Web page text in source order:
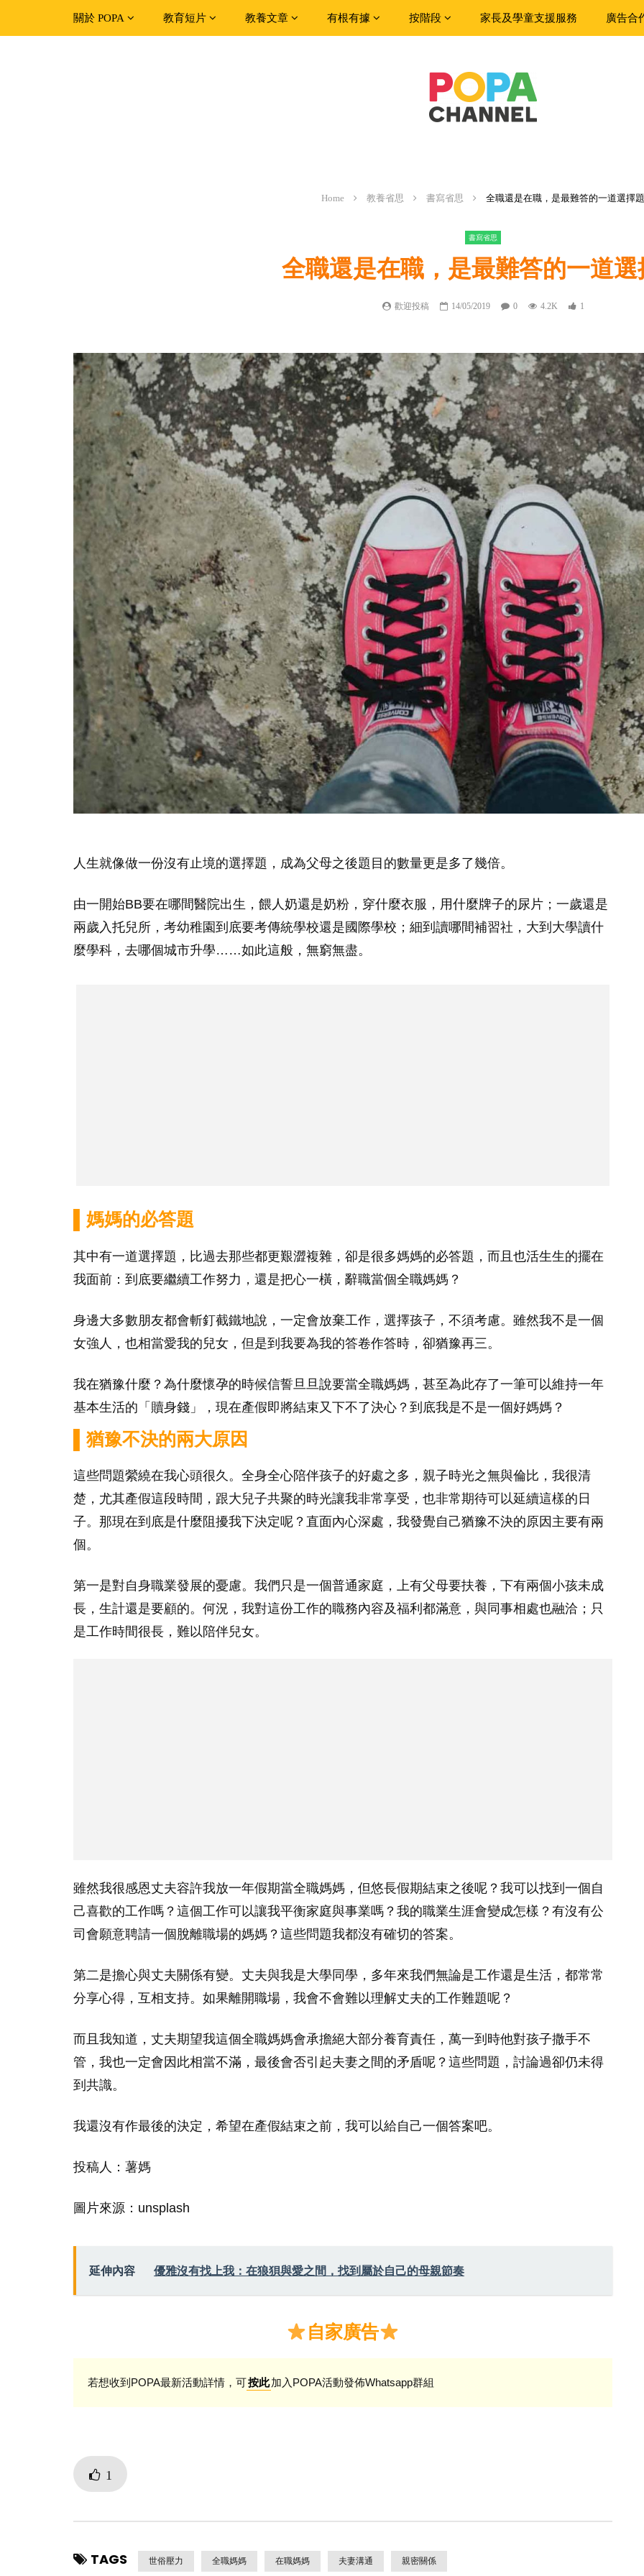
關於 POPA 教育短片 教養文章 有根有據 按階段 家長及學童支援服務 廣告合
Home 教養省思 書寫省思 全職還是在職，是最難答的一道選擇題
書寫省思
全職還是在職，是最難答的一道選
歡迎投稿 14/05/2019 0 4.2K 1
人生就像做一份沒有止境的選擇題，成為父母之後題目的數量更是多了幾倍。
由一開始BB要在哪間醫院出生，餵人奶還是奶粉，穿什麼衣服，用什麼牌子的尿片；一歲還是
兩歲入托兒所，考幼稚園到底要考傳統學校還是國際學校；細到讀哪間補習社，大到大學讀什
麼學科，去哪個城市升學……如此這般，無窮無盡。
▌媽媽的必答題
其中有一道選擇題，比過去那些都更艱澀複雜，卻是很多媽媽的必答題，而且也活生生的擺在
我面前：到底要繼續工作努力，還是把心一橫，辭職當個全職媽媽？
身邊大多數朋友都會斬釘截鐵地說，一定會放棄工作，選擇孩子，不須考慮。雖然我不是一個
女強人，也相當愛我的兒女，但是到我要為我的答卷作答時，卻猶豫再三。
我在猶豫什麼？為什麼懷孕的時候信誓旦旦說要當全職媽媽，甚至為此存了一筆可以維持一年
基本生活的「贖身錢」，現在產假即將結束又下不了決心？到底我是不是一個好媽媽？
▌猶豫不決的兩大原因
這些問題縈繞在我心頭很久。全身全心陪伴孩子的好處之多，親子時光之無與倫比，我很清
楚，尤其產假這段時間，跟大兒子共聚的時光讓我非常享受，也非常期待可以延續這樣的日
子。那現在到底是什麼阻擾我下決定呢？直面內心深處，我發覺自己猶豫不決的原因主要有兩
個。
第一是對自身職業發展的憂慮。我們只是一個普通家庭，上有父母要扶養，下有兩個小孩未成
長，生計還是要顧的。何況，我對這份工作的職務內容及福利都滿意，與同事相處也融洽；只
是工作時間很長，難以陪伴兒女。
雖然我很感恩丈夫容許我放一年假期當全職媽媽，但悠長假期結束之後呢？我可以找到一個自
己喜歡的工作嗎？這個工作可以讓我平衡家庭與事業嗎？我的職業生涯會變成怎樣？有沒有公
司會願意聘請一個脫離職場的媽媽？這些問題我都沒有確切的答案。
第二是擔心與丈夫關係有變。丈夫與我是大學同學，多年來我們無論是工作還是生活，都常常
分享心得，互相支持。如果離開職場，我會不會難以理解丈夫的工作難題呢？
而且我知道，丈夫期望我這個全職媽媽會承擔絕大部分養育責任，萬一到時他對孩子撒手不
管，我也一定會因此相當不滿，最後會否引起夫妻之間的矛盾呢？這些問題，討論過卻仍未得
到共識。
我還沒有作最後的決定，希望在產假結束之前，我可以給自己一個答案吧。
投稿人：薯媽
圖片來源：unsplash
延伸內容 優雅沒有找上我：在狼狽與愛之間，找到屬於自己的母親節奏
自家廣告
若想收到POPA最新活動詳情，可按此加入POPA活動發佈Whatsapp群組
1
TAGS 世俗壓力 全職媽媽 在職媽媽 夫妻溝通 親密關係